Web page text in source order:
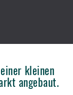
kleinen
angebaut.